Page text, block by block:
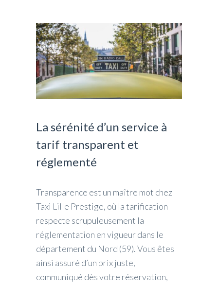
La sérénité d’un service à
tarif transparent et
réglementé
Transparence est un maître mot chez
Taxi Lille Prestige, où la tarification
respecte scrupuleusement la
réglementation en vigueur dans le
département du Nord (59). Vous êtes
ainsi assuré d’un prix juste,
communiqué dès votre réservation,